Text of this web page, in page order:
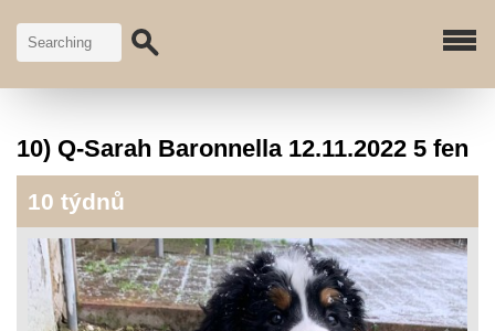
10) Q-Sarah Baronnella 12.11.2022 5 fen
10 týdnů